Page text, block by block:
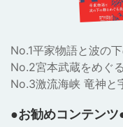
No.1平家物語と波の
No.2宮本武蔵をめぐ
No.3激流海峡 竜神と
●お勧めコンテンツ